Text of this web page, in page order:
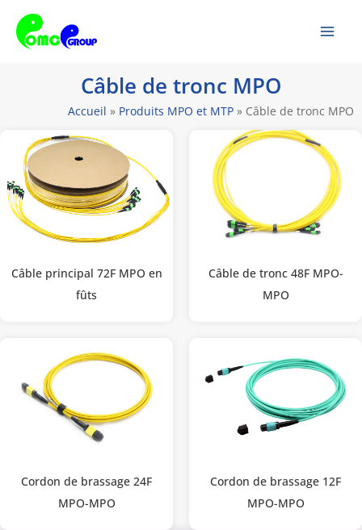
Passer
contenu
Câble de tronc MPO
Accueil » Produits MPO et MTP » Câble de tronc MPO
Câble principal 72F MPO en
fûts
Câble de tronc 48F MPO-
MPO
Cordon de brassage 24F
MPO-MPO
Cordon de brassage 12F
MPO-MPO